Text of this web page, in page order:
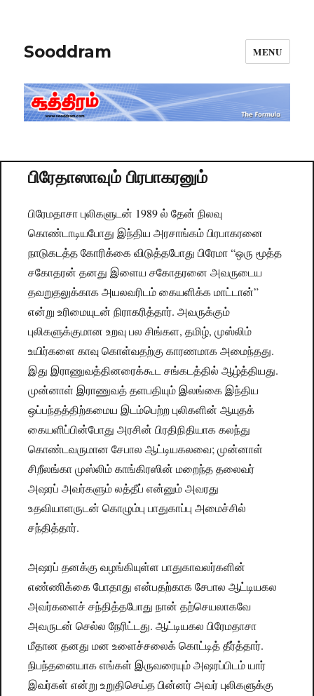
Sooddram MENU
பிரேதாஸாவும் பிரபாகரனும்
பிரேமதாசா புலிகளுடன் 1989 ல் தேன் நிலவு
கொண்டாடியபோது இந்திய அரசாங்கம் பிரபாகரனை
நாடுகடத்த கோரிக்கை விடுத்தபோது பிரேமா “ஒரு மூத்த
சகோதரன் தனது இளைய சகோதரனை அவருடைய
தவறுதலுக்காக அயலவரிடம் கையளிக்க மாட்டான்”
என்று உரிமையுடன் நிராகரித்தார். அவருக்கும்
புலிகளுக்குமான உறவு பல சிங்கள, தமிழ், முஸ்லிம்
உயிர்களை காவு கொள்வதற்கு காரணமாக அமைந்தது.
இது இராணுவத்தினரைக்கூட சங்கடத்தில் ஆழ்த்தியது.
முன்னாள் இராணுவத் தளபதியும் இலங்கை இந்திய
ஒப்பந்தத்திற்கமைய இடம்பெற்ற புலிகளின் ஆயுதக்
கையளிப்பின்போது அரசின் பிரதிநிதியாக கலந்து
கொண்டவருமான சேபால ஆட்டியகலவை; முன்னாள்
சிறீலங்கா முஸ்லிம் காங்கிரஸின் மறைந்த தலைவர்
அஷரப் அவர்களும் லத்தீப் என்னும் அவரது
உதவியாளருடன் கொழும்பு பாதுகாப்பு அமைச்சில்
சந்தித்தார்.
அஷரப் தனக்கு வழங்கியுள்ள பாதுகாவலர்களின்
எண்ணிக்கை போதாது என்பதற்காக சேபால ஆட்டியகல
அவர்களைச் சந்தித்தபோது நான் தற்செயலாகவே
அவருடன் செல்ல நேரிட்டது. ஆட்டியகல பிரேமதாசா
மீதான தனது மன உளைச்சலைக் கொட்டித் தீர்த்தார்.
நிபந்தனையாக எங்கள் இருவரையும் அஷரப்பிடம் யார்
இவர்கள் என்று உறுதிசெய்த பின்னர் அவர் புலிகளுக்கு